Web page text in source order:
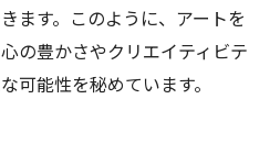
ます。このように、アートを
の豊かさやクリエイティビテ
可能性を秘めています。